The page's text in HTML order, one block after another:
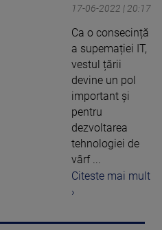
17-06-2022 | 20:17
Ca o consecință
a supemației IT,
vestul țării
devine un pol
important și
pentru
dezvoltarea
tehnologiei de
vârf ...
Citeste mai mult
›